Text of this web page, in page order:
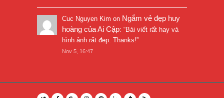
Cuc Nguyen Kim on Ngắm vẻ đẹp huy
hoàng của Ai Cập: “Bài viết rất hay và
hình ảnh rất đẹp. Thanks!”
Nov 5, 16:47